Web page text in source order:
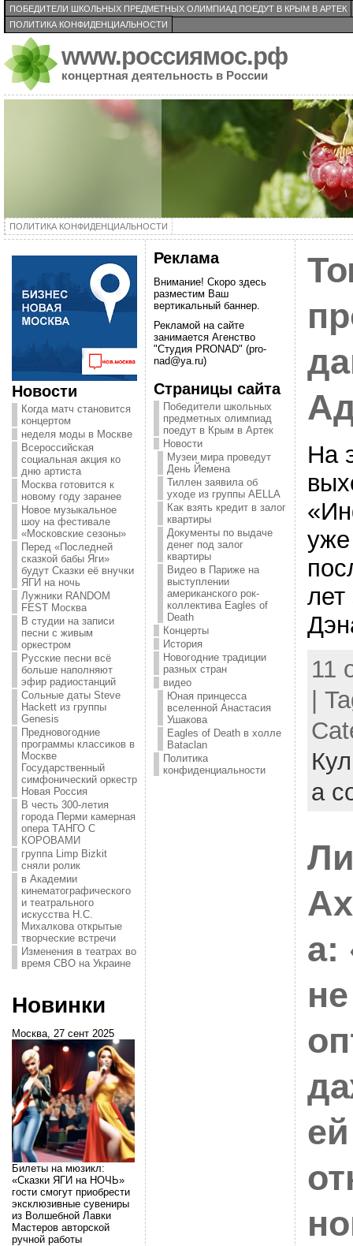
ПОБЕДИТЕЛИ ШКОЛЬНЫХ ПРЕДМЕТНЫХ ОЛИМПИАД ПОЕДУТ В КРЫМ В АРТЕК
ПОЛИТИКА КОНФИДЕНЦИАЛЬНОСТИ
www.россиямос.рф
концертная деятельность в России
ПОЛИТИКА КОНФИДЕНЦИАЛЬНОСТИ
Новости
Когда матч становится
концертом
неделя моды в Москве
Всероссийская
социальная акция ко
дню артиста
Москва готовится к
новому году заранее
Новое музыкальное
шоу на фестивале
«Московские сезоны»
Перед «Последней
сказкой бабы Яги»
будут Сказки её внучки
ЯГИ на ночь
Лужники RANDOM
FEST Москва
В студии на записи
песни с живым
оркестром
Русские песни всё
больше наполняют
эфир радиостанций
Сольные даты Steve
Hackett из группы
Genesis
Предновогодние
программы классиков в
Москве
Государственный
симфонический оркестр
Новая Россия
В честь 300-летия
города Перми камерная
опера ТАНГО С
КОРОВАМИ
группа Limp Bizkit
сняли ролик
в Академии
кинематографического
и театрального
искусства Н.С.
Михалкова открытые
творческие встречи
Изменения в театрах во
время СВО на Украине
Новинки
Москва, 27 сент 2025
Билеты на мюзикл:
«Сказки ЯГИ на НОЧЬ»
гости смогут приобрести
эксклюзивные сувениры
из Волшебной Лавки
Мастеров авторской
ручной работы
Реклама
Внимание! Скоро здесь
разместим Ваш
вертикальный баннер.
Рекламой на сайте
занимается Агенство
"Студия PRONAD" (pro-
nad@ya.ru)
Страницы сайта
Победители школьных
предметных олимпиад
поедут в Крым в Артек
Новости
Музеи мира проведут
День Йемена
Тиллен заявила об
уходе из группы AELLA
Как взять кредит в залог
квартиры
Документы по выдаче
денег под залог
квартиры
Видео в Париже на
выступлении
американского рок-
коллектива Eagles of
Death
Концерты
История
Новогодние традиции
разных стран
видео
Юная принцесса
вселенной Анастасия
Ушакова
Eagles of Death в холле
Bataclan
Политика
конфиденциальности
На
уже
лет
11
|
a
а:
ей